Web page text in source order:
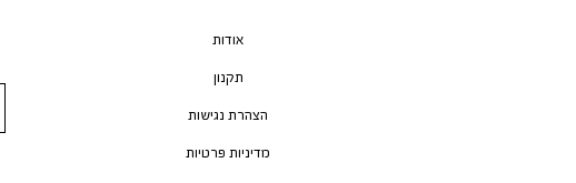
אודות
תקנון
הצהרת נגישות
מדיניות פרטיות